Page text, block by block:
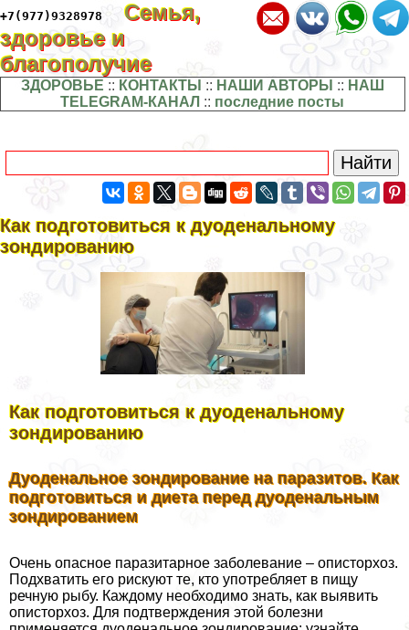
+7(977)9328978
Семья,
здоровье и
благополучие
ЗДОРОВЬЕ :: КОНТАКТЫ :: НАШИ АВТОРЫ :: НАШ
TELEGRAM-КАНАЛ :: последние посты
Как подготовиться к дуоденальному
зондированию
Как подготовиться к дуоденальному
зондированию
Дуоденальное зондирование на паразитов. Как
подготовиться и диета перед дуоденальным
зондированием
Очень опасное паразитарное заболевание – описторхоз.
Подхватить его рискуют те, кто употрeбляет в пищу
речную рыбу. Каждому необходимо знать, как выявить
описторхоз. Для подтверждения этой болезни